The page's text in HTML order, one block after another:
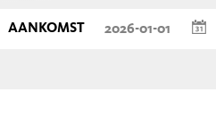
AANKOMST